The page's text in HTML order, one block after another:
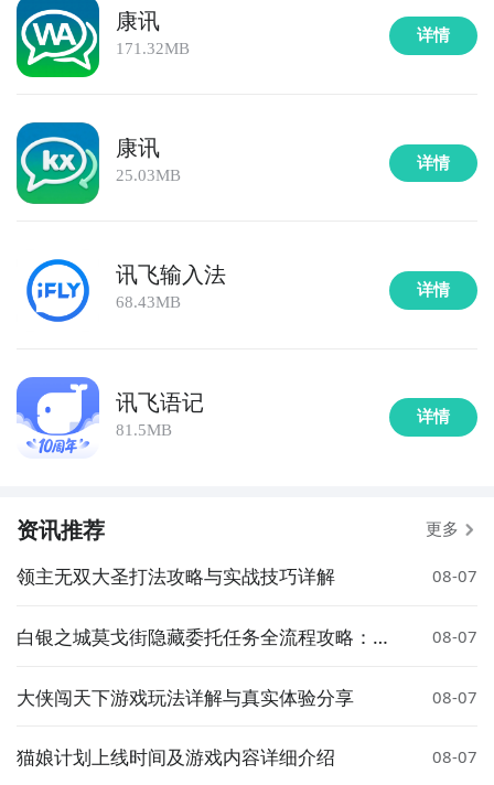
康讯
171.32MB
详情
康讯
25.03MB
详情
讯飞输入法
68.43MB
详情
讯飞语记
81.5MB
详情
资讯推荐 更多
领主无双大圣打法攻略与实战技巧详解 08-07
白银之城莫戈街隐藏委托任务全流程攻略：触
08-07
大侠闯天下游戏玩法详解与真实体验分享 08-07
猫娘计划上线时间及游戏内容详细介绍 08-07